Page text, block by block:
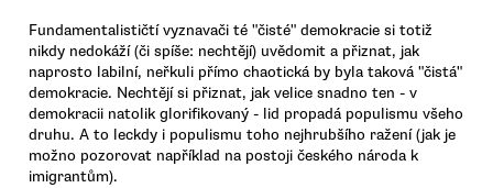
Fundamentalističtí vyznavači té "čisté" demokracie si totiž
nikdy nedokáží (či spíše: nechtějí) uvědomit a přiznat, jak
naprosto labilní, neřkuli přímo chaotická by byla taková "čistá"
demokracie. Nechtějí si přiznat, jak velice snadno ten - v
demokracii natolik glorifikovaný - lid propadá populismu všeho
druhu. A to leckdy i populismu toho nejhrubšího ražení (jak je
možno pozorovat například na postoji českého národa k
imigrantům).